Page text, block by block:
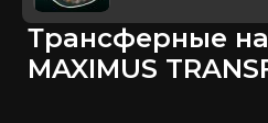
Трансферные
MAXIMUS